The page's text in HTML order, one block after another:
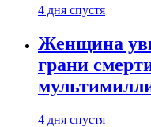
4 дня спустя
Женщина
грани
4 дня спустя